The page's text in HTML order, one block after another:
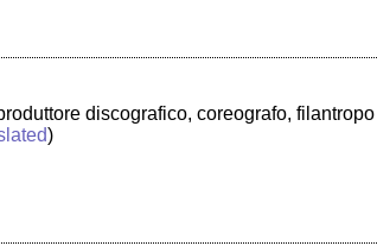
discografico, coreografo, filantropo
)